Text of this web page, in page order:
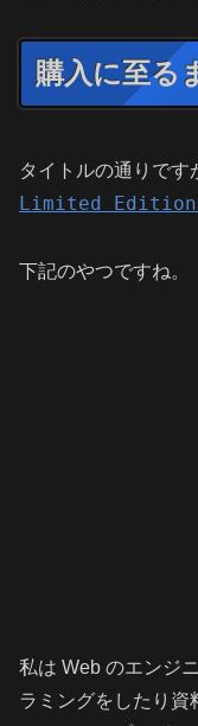
購入に至る
タイトルの通りです
Limited Edition
下記のやつですね。
私は Web のエンジ
ラミングをしたり資